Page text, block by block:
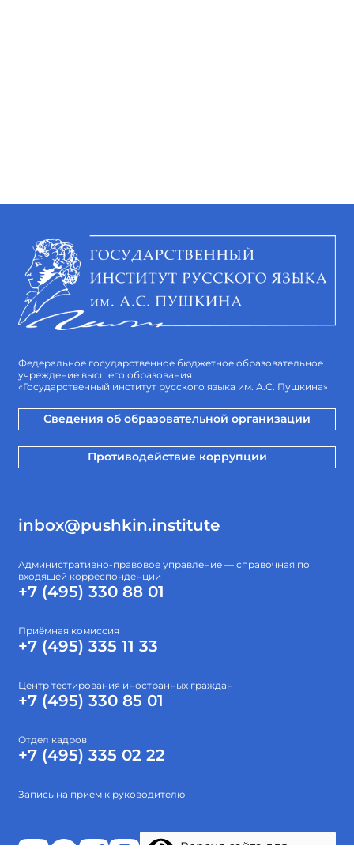
Федеральное государственное бюджетное образовательное
учреждение высшего образования
«Государственный институт русского языка им. А.С. Пушкина»
Сведения об образовательной организации
Противодействие коррупции
inbox@pushkin.institute
Административно-правовое управление — справочная по
входящей корреспонденции
+7 (495) 330 88 01
Приёмная комиссия
+7 (495) 335 11 33
Центр тестирования иностранных граждан
+7 (495) 330 85 01
Отдел кадров
+7 (495) 335 02 22
Запись на прием к руководителю
Версия сайта для